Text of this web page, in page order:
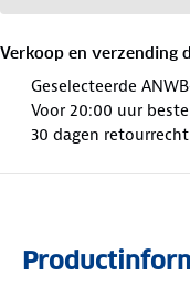
Verkoop en verzending
Geselecteerde
Voor 20:00 uur
30 dagen retourrecht